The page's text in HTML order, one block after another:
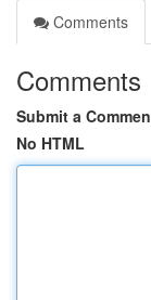
Comments
Comments
Submit a
No HTML